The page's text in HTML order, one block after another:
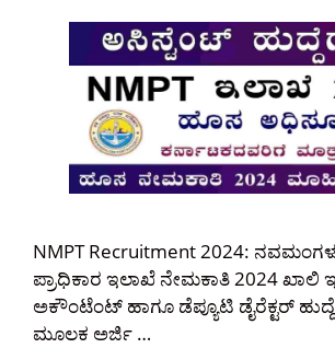
NMPT Recruitment 2024:
ಪ್ರಾಧಿಕಾರ ಇಲಾಖೆ ನೇಮಕಾತಿ 2024 ಖಾಲಿ
ಅಕೌಂಟೆಂಟ್ ಹಾಗೂ ಡೆಪ್ಯೂಟಿ ಡೈರೆಕ್ಟರ್
ಮೂಲಕ ಅರ್ಜಿ …